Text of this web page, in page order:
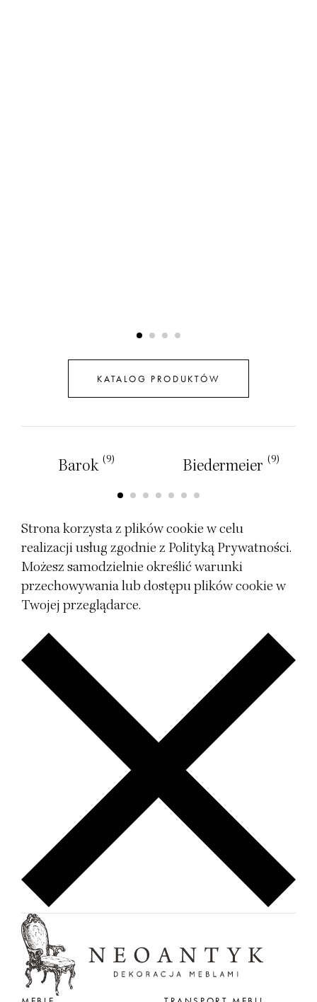
KATALOG PRODUKTÓW
Barok (9) Biedermeier (9)
Strona korzysta z plików cookie w celu
realizacji usług zgodnie z Polityką Prywatności.
Możesz samodzielnie określić warunki
przechowywania lub dostępu plików cookie w
Twojej przeglądarce.